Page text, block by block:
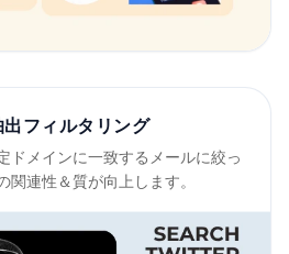
出フィルタリング
ドメインに一致するメールに絞っ
連性＆質が向上します。